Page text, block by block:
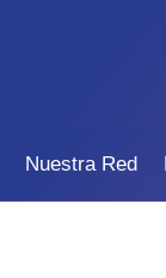
Nuestra Red